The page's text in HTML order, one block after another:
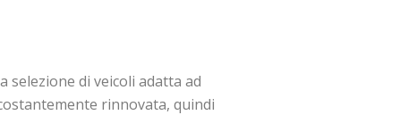
selezione di veicoli adatta ad
rinnovata, quindi